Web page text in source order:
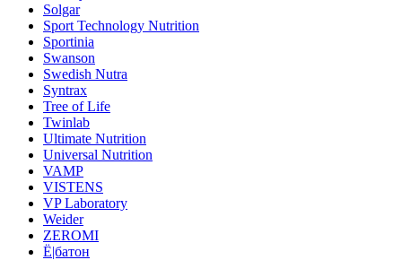
Solgar
Sport Technology Nutrition
Sportinia
Swanson
Swedish Nutra
Syntrax
Tree of Life
Twinlab
Ultimate Nutrition
Universal Nutrition
VAMP
VISTENS
VP Laboratory
Weider
ZEROMI
Ё|батон